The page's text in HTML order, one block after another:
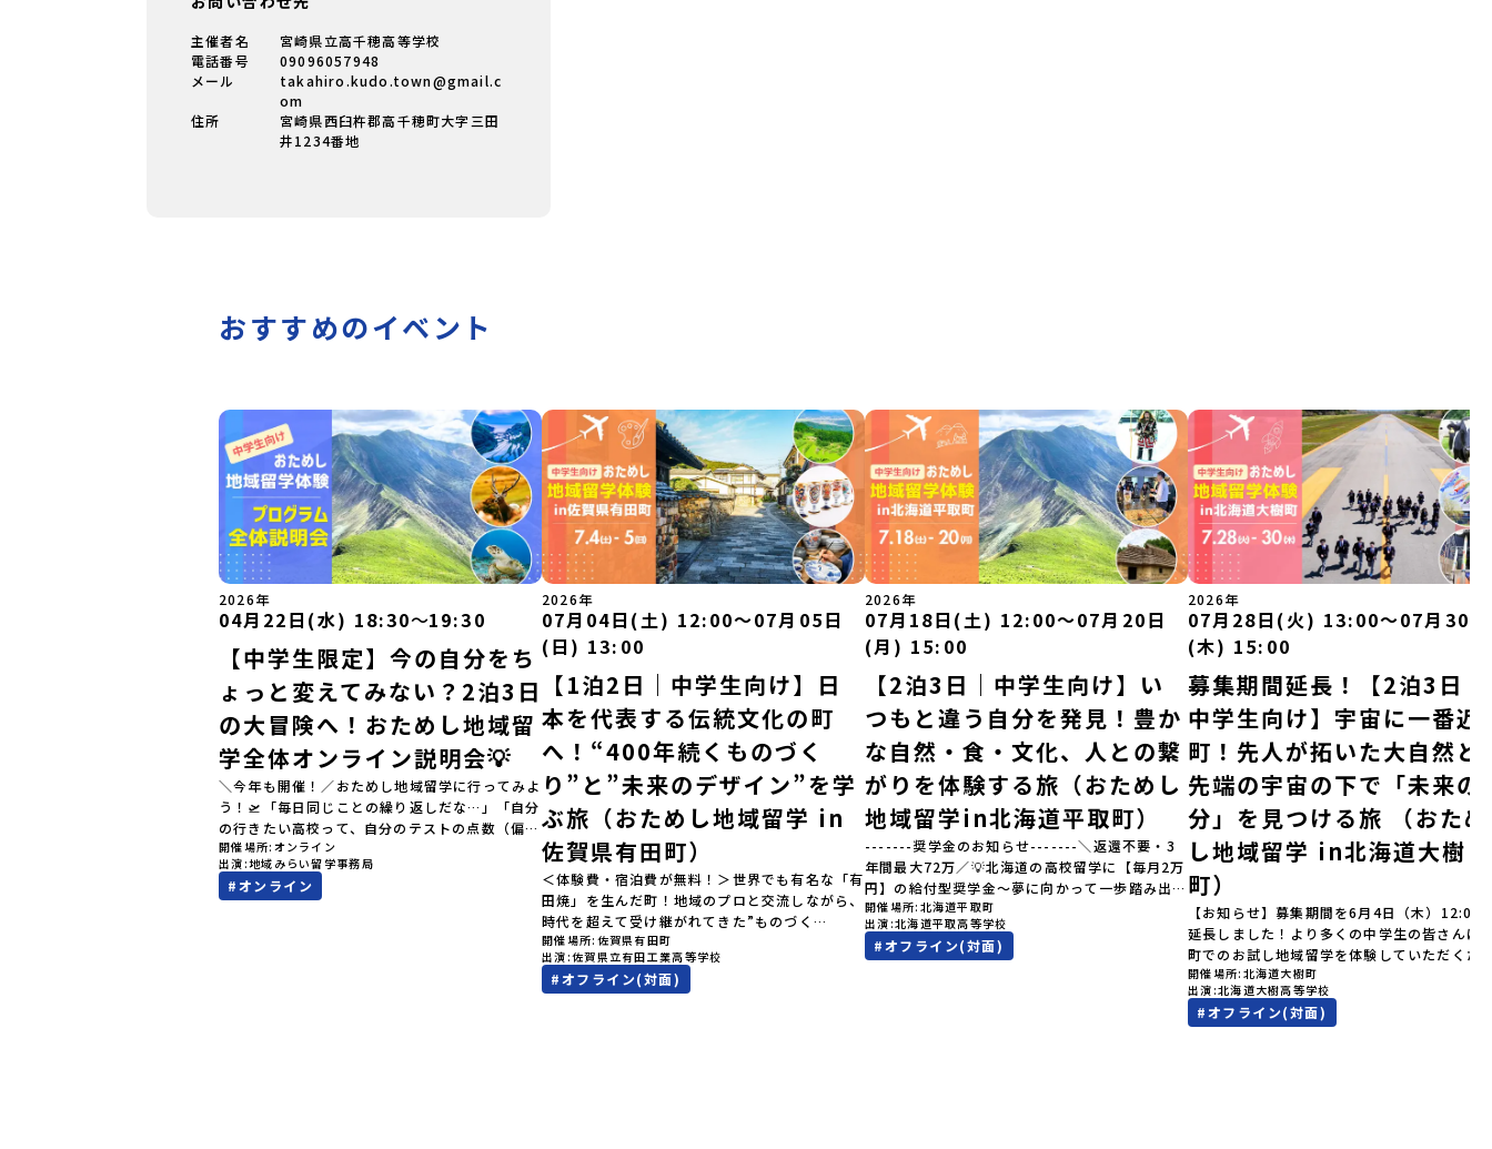
主催者名
宮崎県立高千穂高等学校
電話番号
09096057948
メール
takahiro.kudo.town@gmail.c
om
住所
宮崎県西臼杵郡高千穂町大字三田
井1234番地
おすすめのイベント
2026年
04月22日(水) 18:30〜19:30
【中学生限定】今の自分をち
ょっと変えてみない？2泊3日
の大冒険へ！おためし地域留
学全体オンライン説明会💡
＼今年も開催！／おためし地域留学に行ってみよ
う！🛫「毎日同じことの繰り返しだな…」「自分
の行きたい高校って、自分のテストの点数（偏差
値）で決めるしかないのかな？」スマホを見なが
ら、進路にモヤモヤしているそこのあなたへ！👀
テストの点数ではなく、あなたの「ワクワク（＝
開催場所 オンライン
出演 地域みらい留学事務局
#オンライン
2026年
07月04日(土) 12:00〜07月05日
(日) 13:00
【1泊2日｜中学生向け】日
本を代表する伝統文化の町
へ！“400年続くものづく
り”と”未来のデザイン”を学
ぶ旅（おためし地域留学 in
佐賀県有田町）
＜体験費・宿泊費が無料！＞世界でも有名な「有
田焼」を生んだ町！地域のプロと交流しながら、
時代を超えて受け継がれてきた”ものづく
り”や”デザイン”を探求しませんか？「地元以外
の暮らしや文化が気になる。いつか留学してみた
い！」「豊かな自然と伝統文化、町並みに興味が
開催場所 佐賀県有田町
出演 佐賀県立有田工業高等学校
#オフライン(対面)
2026年
07月18日(土) 12:00〜07月20日
(月) 15:00
【2泊3日｜中学生向け】い
つもと違う自分を発見！豊か
な自然・食・文化、人との繋
がりを体験する旅（おためし
地域留学in北海道平取町）
-------奨学金のお知らせ-------＼返還不要・3
年間最大72万／💡北海道の高校留学に【毎月2万
円】の給付型奨学金～夢に向かって一歩踏み出
す、あなたの未来を応援！～ 詳細・条件はこち
らから---------------------------------＜体験
費・宿泊費が無料＞累計3,000万部以上販売され
開催場所 北海道平取町
出演 北海道平取高等学校
#オフライン(対面)
2026年
07月28日(火) 13:00〜07月30日
(木) 15:00
募集期間延長！【2泊3日｜
中学生向け】宇宙に一番近
町！先人が拓いた大自然と
先端の宇宙の下で「未来の
分」を見つける旅 （おため
し地域留学 in北海道大樹
町）
【お知らせ】募集期間を6月4日（木）12:00
延長しました！より多くの中学生の皆さんに
町でのお試し地域留学を体験していただくた
受付期間を延長して応募をお待ちしておりま
「申し込みのタイミングを逃してしまった」
う方も、この機会にぜひ一歩踏み出してみま
開催場所 北海道大樹町
出演 北海道大樹高等学校
#オフライン(対面)